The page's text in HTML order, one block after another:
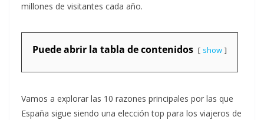
millones de visitantes cada año.
Puede abrir la tabla de contenidos show
Vamos a explorar las 10 razones principales por las que
España sigue siendo una elección top para los viajeros de